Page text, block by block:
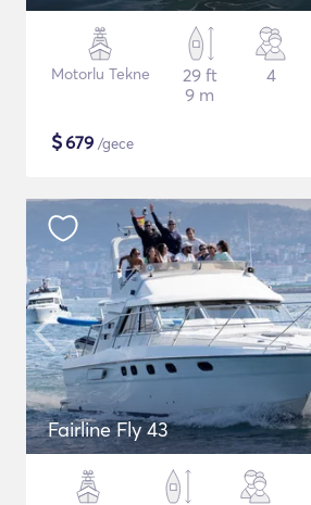
Motorlu Tekne
29 ft
9 m
4
$679 /gece
Fairline Fly 43